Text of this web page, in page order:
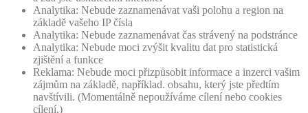
Analytika: Nebude zaznamenávat vaši polohu a region na
základě vašeho IP čísla
Analytika: Nebude zaznamenávat čas strávený na podstránce
Analytika: Nebude moci zvýšit kvalitu dat pro statistická
zjištění a funkce
Reklama: Nebude moci přizpůsobit informace a inzerci vašim
zájmům na základě, například. obsahu, který jste předtím
navštívili. (Momentálně nepoužíváme cílení nebo cookies
cílení.)